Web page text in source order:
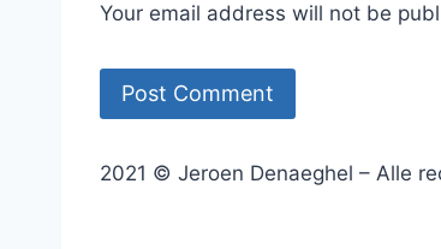
Your email address will not be
2021 © Jeroen Denaeghel – Alle